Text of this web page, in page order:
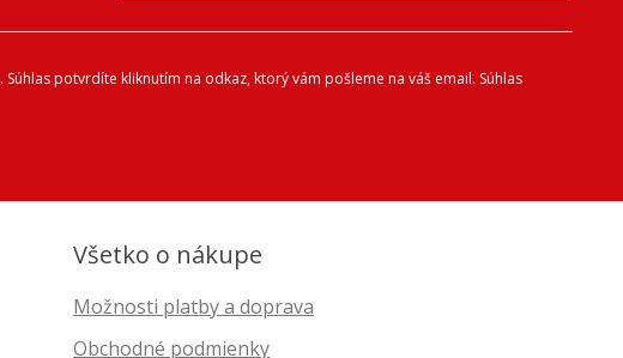
potvrdíte kliknutím na odkaz, ktorý vám pošleme na váš email. Súhlas
Všetko o nákupe
Možnosti platby a doprava
Obchodné podmienky